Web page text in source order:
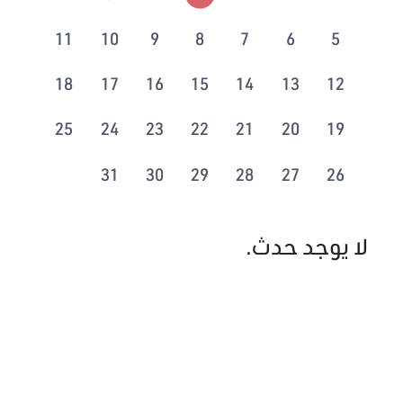
5
6
7
8
9
10
11
12
13
14
15
16
17
18
19
20
21
22
23
24
25
26
27
28
29
30
31
لا يوجد حدث.